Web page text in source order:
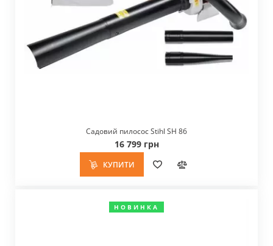
Садовий пилосос Stihl SH 86
16 799 грн
КУПИТИ
НОВИНКА